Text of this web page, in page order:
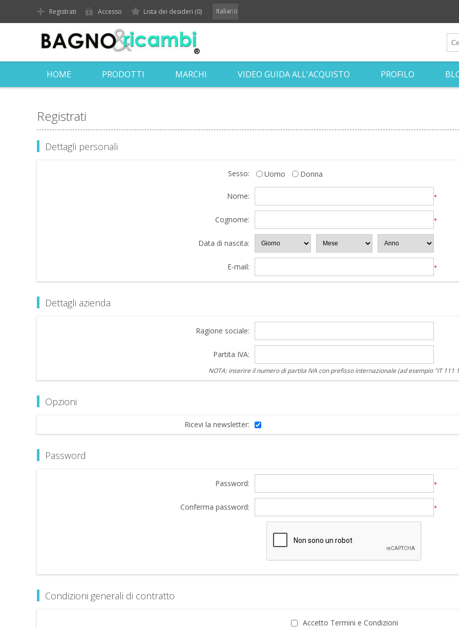
Registrati Accesso Lista dei desideri (0) Italiano
HOME PRODOTTI MARCHI VIDEO GUIDA ALL'ACQUISTO PROFILO
Registrati
Dettagli personali
Sesso: Uomo Donna
Nome: *
Cognome: *
Data di nascita:
E-mail: *
Dettagli azienda
Ragione sociale:
Partita IVA:
NOTA: inserire il numero di partita IVA con prefisso internazionale (ad esempio "IT 111
Opzioni
Ricevi la newsletter:
Password
Password: *
Conferma password: *
Condizioni generali di contratto
Accetto Termini e Condizioni